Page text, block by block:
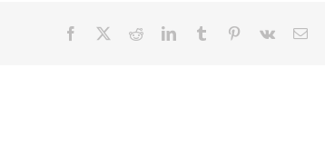
–
Berufsorientierung
Facebook RedditLinkedInTumblr Pinterest
Vk
E-